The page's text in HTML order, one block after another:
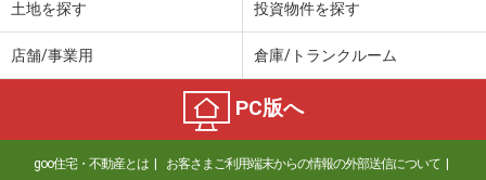
土地を探す 投資物件を探す
店舗/事業用 倉庫/トランクルーム
PC版へ
goo住宅・不動産とは お客さまご利用端末からの情報の外部送信について